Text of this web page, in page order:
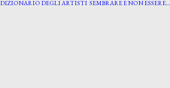
DIZIONARIO DEGLI ARTISTI SEMBRARE E NON ESSERE…